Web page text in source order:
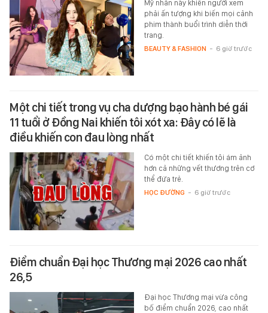
Mỹ nhân này khiến người xem
phải ấn tượng khi biến mọi cảnh
phim thành buổi trình diễn thời
trang.
BEAUTY & FASHION - 6 giờ trước
Một chi tiết trong vụ cha dượng bạo hành bé gái
11 tuổi ở Đồng Nai khiến tôi xót xa: Đây có lẽ là
điều khiến con đau lòng nhất
Có một chi tiết khiến tôi ám ảnh
hơn cả những vết thương trên cơ
thể đứa trẻ.
HỌC ĐƯỜNG - 6 giờ trước
Điểm chuẩn Đại học Thương mại 2026 cao nhất
26,5
Đại học Thương mại vừa công
bố điểm chuẩn 2026, cao nhất